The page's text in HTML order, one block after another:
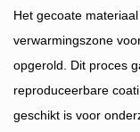
Het gecoate
verwarmingszone
opgerold. Dit proces
reproduceerbare
geschikt is voor